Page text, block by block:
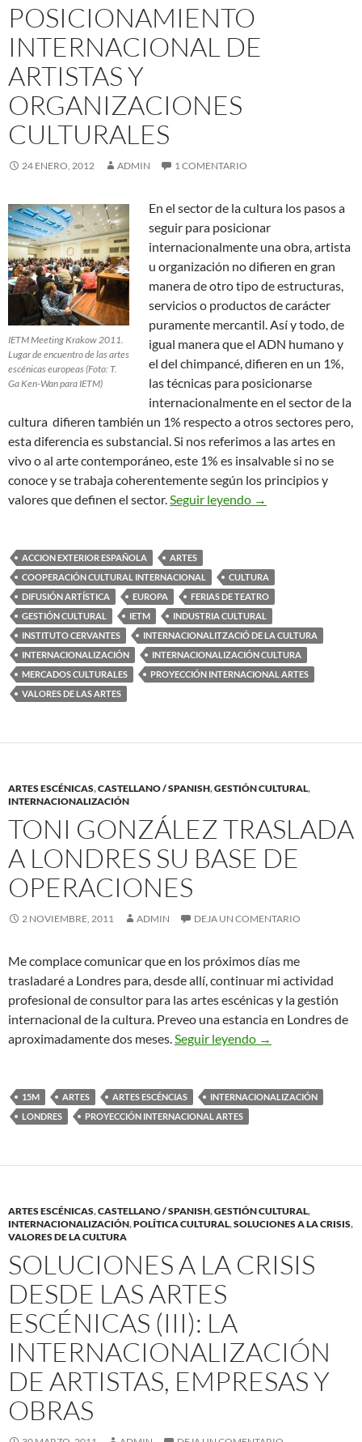
POSICIONAMIENTO
INTERNACIONAL DE
ARTISTAS Y
ORGANIZACIONES
CULTURALES
24 ENERO, 2012 ADMIN 1 COMENTARIO
IETM Meeting Krakow 2011.
Lugar de encuentro de las artes
escénicas europeas (Foto: T.
Ga Ken-Wan para IETM)
En el sector de la cultura los pasos a
seguir para posicionar
internacionalmente una obra, artista
u organización no difieren en gran
manera de otro tipo de estructuras,
servicios o productos de carácter
puramente mercantil. Así y todo, de
igual manera que el ADN humano y
el del chimpancé, difieren en un 1%,
las técnicas para posicionarse
internacionalmente en el sector de la
cultura difieren también un 1% respecto a otros sectores pero,
esta diferencia es substancial. Si nos referimos a las artes en
vivo o al arte contemporáneo, este 1% es insalvable si no se
conoce y se trabaja coherentemente según los principios y
valores que definen el sector.Seguir leyendo Posicionamiento
→
ACCION EXTERIOR ESPAÑOLA
ARTES
COOPERACIÓN CULTURAL INTERNACIONAL
CULTURA
DIFUSIÓN ARTÍSTICA
EUROPA
FERIAS DE TEATRO
GESTIÓN CULTURAL
IETM
INDUSTRIA CULTURAL
INSTITUTO CERVANTES
INTERNACIONALITZACIÓ DE LA CULTURA
INTERNACIONALIZACIÓN
INTERNACIONALIZACIÓN CULTURA
MERCADOS CULTURALES
PROYECCIÓN INTERNACIONAL ARTES
VALORES DE LAS ARTES
ARTES ESCÉNICAS,CASTELLANO / SPANISH,GESTIÓN CULTURAL,
INTERNACIONALIZACIÓN
TONI GONZÁLEZ TRASLADA
A LONDRES SU BASE DE
OPERACIONES
2 NOVIEMBRE, 2011 ADMIN DEJA UN COMENTARIO
Me complace comunicar que en los próximos días me
trasladaré a Londres para, desde allí, continuar mi actividad
profesional de consultor para las artes escénicas y la gestión
internacional de la cultura. Preveo una estancia en Londres de
aproximadamente dos meses.Seguir leyendo Toni González
→
15M ARTES ARTES ESCÉNCIAS
INTERNACIONALIZACIÓN
LONDRES
PROYECCIÓN INTERNACIONAL ARTES
ARTES ESCÉNICAS,CASTELLANO / SPANISH,GESTIÓN CULTURAL,
INTERNACIONALIZACIÓN,POLÍTICA CULTURAL,SOLUCIONES A LA CRISIS,
VALORES DE LA CULTURA
SOLUCIONES A LA CRISIS
DESDE LAS ARTES
ESCÉNICAS (III): LA
INTERNACIONALIZACIÓN
DE ARTISTAS, EMPRESAS Y
OBRAS